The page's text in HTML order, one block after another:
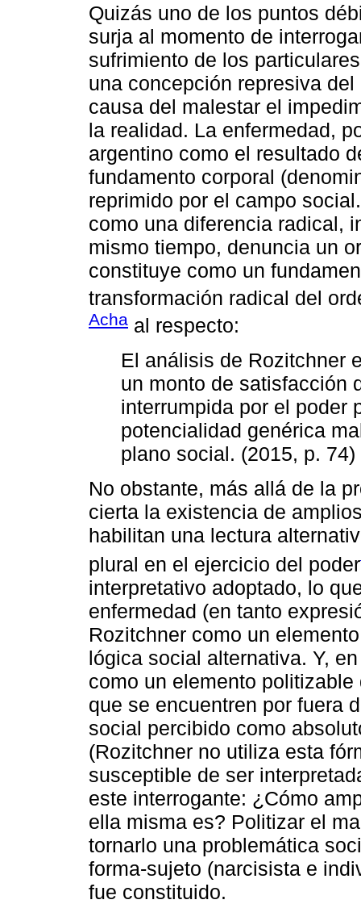
Quizás uno de los puntos
surja al momento de
sufrimiento de los
una concepción represiva
causa del malestar el
la realidad. La enfermedad,
argentino como el resultado
fundamento corporal
reprimido por el campo
como una diferencia radical,
mismo tiempo, denuncia un
constituye como un
transformación radical del
Acha al respecto:
El análisis de Rozitchner
un monto de satisfacción
interrumpida por el poder
potencialidad genérica
plano social. (2015, p. 74)
No obstante, más allá de la
cierta la existencia de
habilitan una lectura
plural en el ejercicio del poder
interpretativo adoptado, lo
enfermedad (en tanto
Rozitchner como un
lógica social alternativa. Y,
como un elemento
que se encuentren por fuera
social percibido como
(Rozitchner no utiliza esta
susceptible de ser
este interrogante: ¿Cómo
ella misma es? Politizar el
tornarlo una problemática
forma-sujeto (narcisista e
fue constituido.